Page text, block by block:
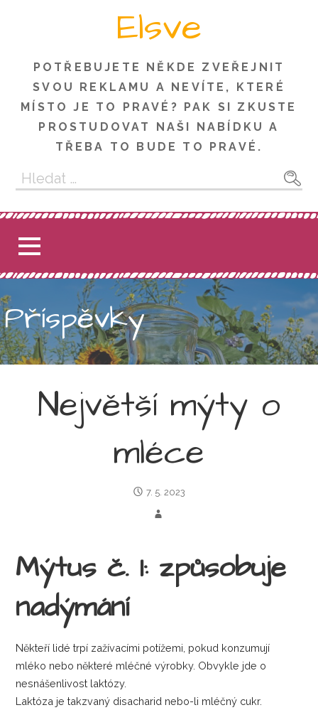
Elsve
POTŘEBUJETE NĚKDE ZVEŘEJNIT
SVOU REKLAMU A NEVÍTE, KTERÉ
MÍSTO JE TO PRAVÉ? PAK SI ZKUSTE
PROSTUDOVAT NAŠI NABÍDKU A
TŘEBA TO BUDE TO PRAVÉ.
Vyhledávání
Příspěvky
Největší mýty o
mléce
7. 5. 2023
Mýtus č. 1: způsobuje
nadýmání
Někteří lidé trpí zažívacími potížemi, pokud konzumují
mléko nebo některé mléčné výrobky. Obvykle jde o
nesnášenlivost laktózy.
Laktóza je takzvaný disacharid nebo-li mléčný cukr.